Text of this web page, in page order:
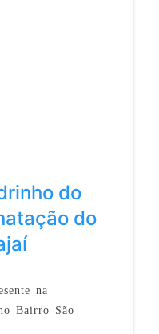
do
do
na
Bairro São